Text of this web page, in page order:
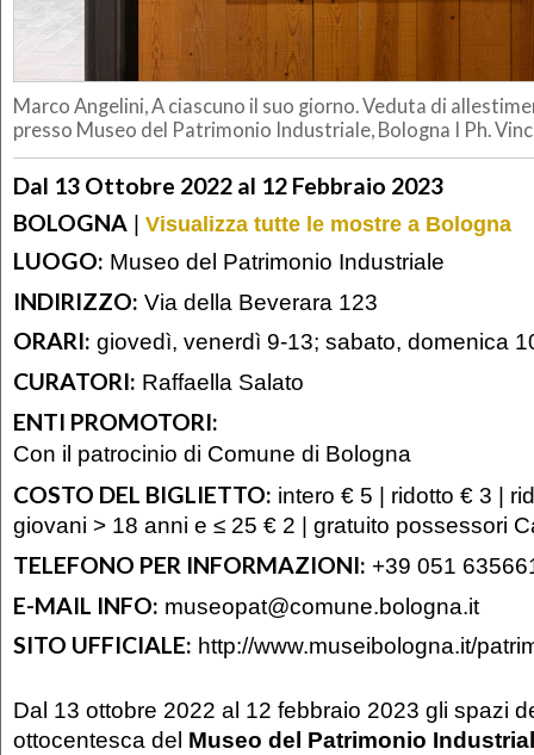
Marco Angelini, A ciascuno il suo giorno. Veduta di
presso Museo del Patrimonio Industriale, Bologna I Ph.
Dal 13 Ottobre 2022 al 12 Febbraio 2023
BOLOGNA | Visualizza tutte le mostre a Bologna
LUOGO: Museo del Patrimonio Industriale
INDIRIZZO: Via della Beverara 123
ORARI: giovedì, venerdì 9-13; sabato, domenica
CURATORI: Raffaella Salato
ENTI PROMOTORI:
Con il patrocinio di Comune di Bologna
COSTO DEL BIGLIETTO: intero € 5 | ridotto € 3 |
giovani > 18 anni e ≤ 25 € 2 | gratuito possessori
TELEFONO PER INFORMAZIONI: +39 051
E-MAIL INFO: museopat@comune.bologna.it
SITO UFFICIALE: http://www.museibologna.it/
Dal 13 ottobre 2022 al 12 febbraio 2023 gli spazi
ottocentesca del Museo del Patrimonio